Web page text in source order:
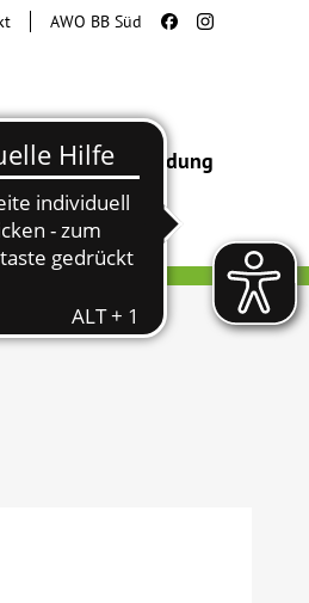
Begegnung Bildung
AWO BB Süd